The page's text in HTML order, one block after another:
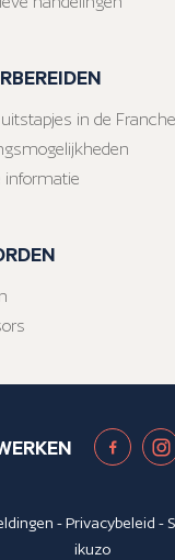
in de
informatie
-Privacybeleid -
ikuzo